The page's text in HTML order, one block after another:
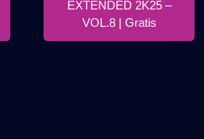
EXTENDED 2K25 –
VOL.8 | Gratis